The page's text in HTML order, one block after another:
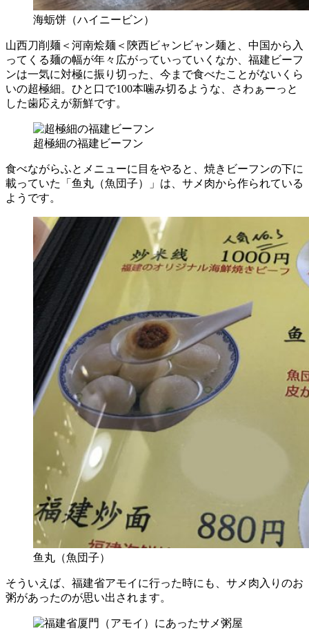
海蛎饼（ハイニービン）
山西刀削麺＜河南烩麺＜陝西ビャンビャン麺と、中国から入
ってくる麺の幅が年々広がっていっていくなか、福建ビーフ
ンは一気に対極に振り切った、今まで食べたことがないくら
いの超極細。ひと口で100本噛み切るような、さわぁーっと
した歯応えが新鮮です。
超極細の福建ビーフン
食べながらふとメニューに目をやると、焼きビーフンの下に
載っていた「鱼丸（魚団子）」は、サメ肉から作られている
ようです。
鱼丸（魚団子）
そういえば、福建省アモイに行った時にも、サメ肉入りのお
粥があったのが思い出されます。